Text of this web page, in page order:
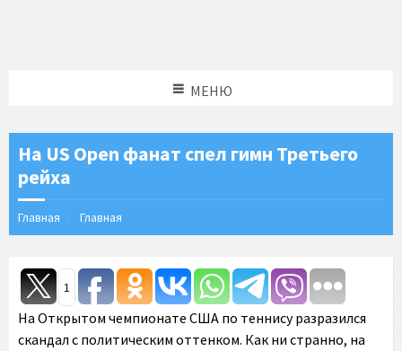
МЕНЮ
На US Opеn фанат спел гимн Третьего
рейха
Главная Главная
1
На Открытом чемпионате США по теннису разразился
скандал с политическим оттенком. Как ни странно, на